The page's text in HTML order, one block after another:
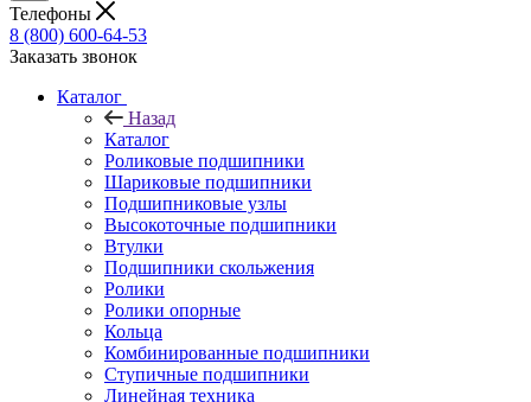
Телефоны
8 (800) 600-64-53
Заказать звонок
Каталог
Назад
Каталог
Роликовые подшипники
Шариковые подшипники
Подшипниковые узлы
Высокоточные подшипники
Втулки
Подшипники скольжения
Ролики
Ролики опорные
Кольца
Комбинированные подшипники
Ступичные подшипники
Линейная техника